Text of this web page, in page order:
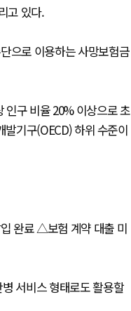
고 있다.
으로 이용하는 사망보험금
인구 비율 20% 이상으로 초
기구(OECD) 하위 수준이
완료 △보험 계약 대출 미
서비스 형태로도 활용할